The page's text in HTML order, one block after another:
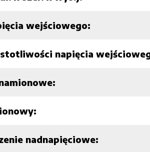
wejściowego:
napięcia
nadnapięciowe: